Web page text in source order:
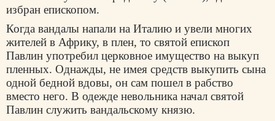
избран епископом.
Когда вандалы напали на Италию и увели многих
жителей в Африку, в плен, то святой епископ
Павлин употребил церковное имущество на выкуп
пленных. Однажды, не имея средств выкупить сына
одной бедной вдовы, он сам пошел в рабство
вместо него. В одежде невольника начал святой
Павлин служить вандальскому князю.